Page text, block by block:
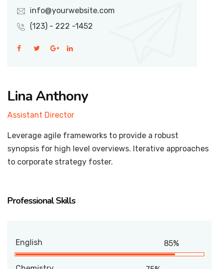
info@yourwebsite.com
(123) - 222 -1452
Lina Anthony
Assistant Director
Leverage agile frameworks to provide a robust
synopsis for high level overviews. Iterative approaches
to corporate strategy foster.
Professional Skills
English 85%